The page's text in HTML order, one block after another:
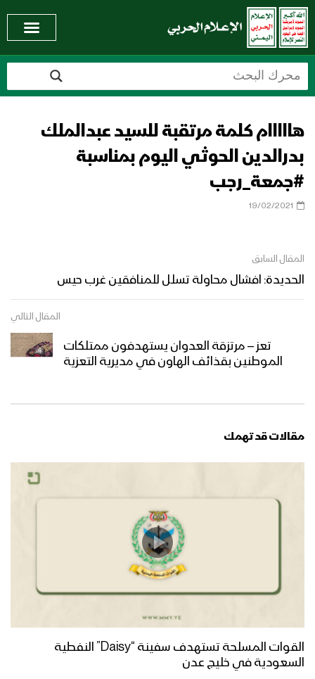
هااااام كلمة مرتقبة للسيد عبدالملك
بدرالدين الحوثي اليوم بمناسبة
#جمعة_رجب
19/02/2021
المقال السابق
الحديدة: افشال محاولة تسلل للمنافقين غرب حيس
المقال التالي
تعز – مرتزقة العدوان يستهدفون ممتلكات
الموطنين بقذائف الهاون في مديرية التعزية
مقالات قد تهمك
القوات المسلحة تستهدف سفينة “Daisy” النفطية
السعودية في خليج عدن